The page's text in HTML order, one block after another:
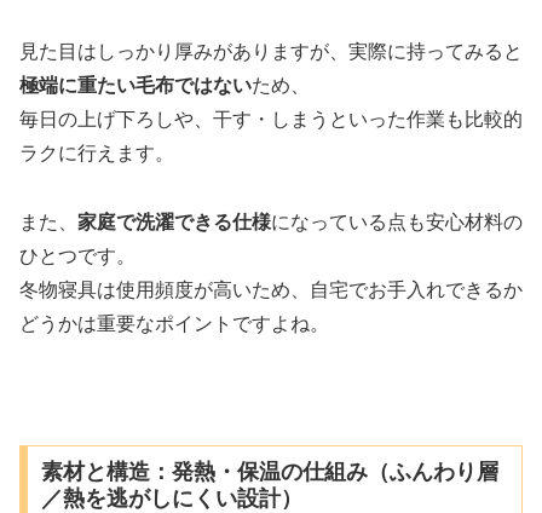
見た目はしっかり厚みがありますが、実際に持ってみると
極端に重たい毛布ではないため、
毎日の上げ下ろしや、干す・しまうといった作業も比較的
ラクに行えます。
また、 家庭で洗濯できる仕様になっている点も安心材料の
ひとつです。
冬物寝具は使用頻度が高いため、自宅でお手入れできるか
どうかは重要なポイントですよね。
素材と構造：発熱・保温の仕組み（ふんわり層
／熱を逃がしにくい設計）